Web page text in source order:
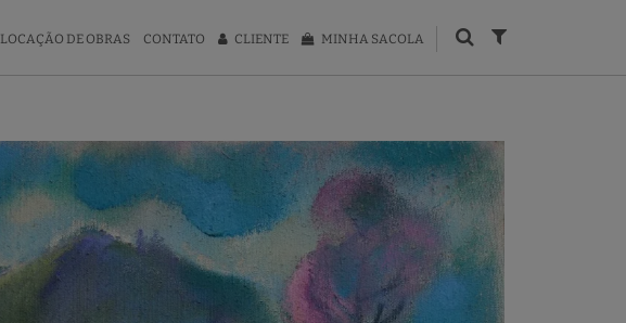
LOCAÇÃO DE OBRAS CONTATO CLIENTE MINHA SACOLA